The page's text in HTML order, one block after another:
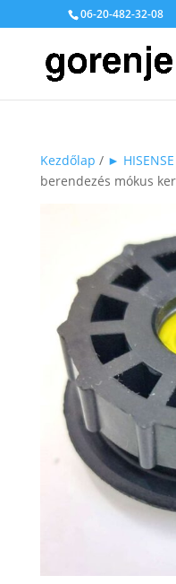
06-20-482-32-08
Kezdőlap / ►
berendezés mókus